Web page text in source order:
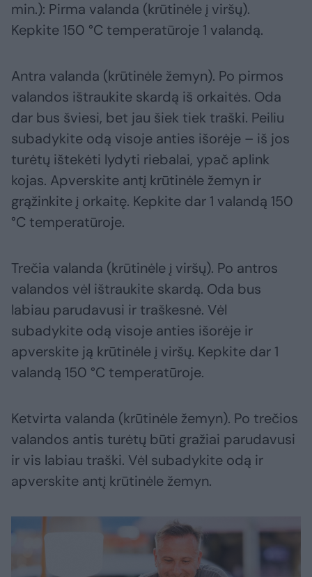
min.): Pirma valanda (krūtinėle į viršų).
Kepkite 150 °C temperatūroje 1 valandą.
Antra valanda (krūtinėle žemyn). Po pirmos
valandos ištraukite skardą iš orkaitės. Oda
dar bus šviesi, bet jau šiek tiek traški. Peiliu
subadykite odą visoje anties išorėje – iš jos
turėtų ištekėti lydyti riebalai, ypač aplink
kojas. Apverskite antį krūtinėle žemyn ir
grąžinkite į orkaitę. Kepkite dar 1 valandą 150
°C temperatūroje.
Trečia valanda (krūtinėle į viršų). Po antros
valandos vėl ištraukite skardą. Oda bus
labiau parudavusi ir traškesnė. Vėl
subadykite odą visoje anties išorėje ir
apverskite ją krūtinėle į viršų. Kepkite dar 1
valandą 150 °C temperatūroje.
Ketvirta valanda (krūtinėle žemyn). Po trečios
valandos antis turėtų būti gražiai parudavusi
ir vis labiau traški. Vėl subadykite odą ir
apverskite antį krūtinėle žemyn.